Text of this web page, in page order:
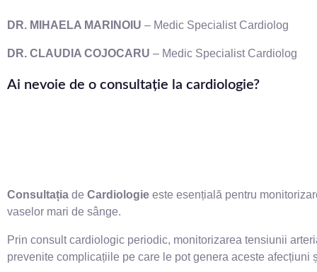
DR. MIHAELA MARINOIU – Medic Specialist Cardiolog
DR. CLAUDIA COJOCARU – Medic Specialist Cardiolog
Ai nevoie de o consultație la cardiologie?
Consultația de Cardiologie este esențială pentru
vaselor mari de sânge.
Prin consult cardiologic periodic, monitorizarea tensiunii
prevenite complicațiile pe care le pot genera aceste